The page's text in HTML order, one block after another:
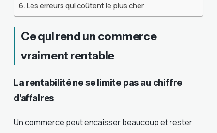
Les erreurs qui coûtent le plus cher
Ce qui rend un commerce
vraiment rentable
La rentabilité ne se limite pas au chiffre
d’affaires
Un commerce peut encaisser beaucoup et rester